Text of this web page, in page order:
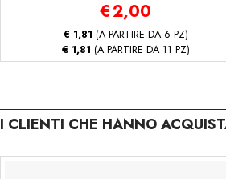
€2,00
€ 1,81 (A PARTIRE DA 6 PZ)
€ 1,81 (A PARTIRE DA 11 PZ)
I CLIENTI CHE HANNO